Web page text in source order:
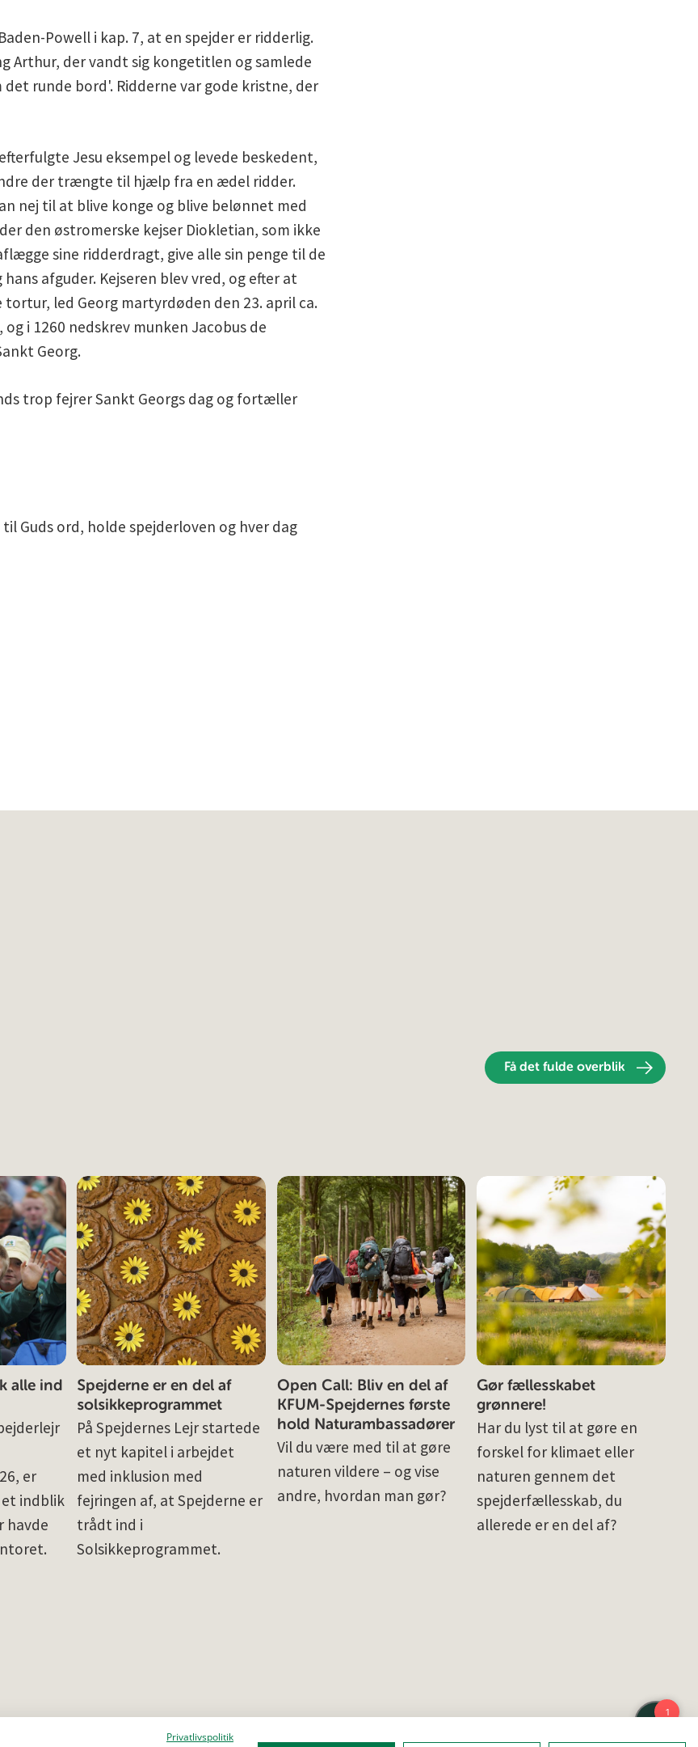
Powell i kap. 7, at en spejder er ridderlig.
der vandt sig kongetitlen og samlede
runde bord'. Ridderne var gode kristne, der
Jesu eksempel og levede beskedent,
der trængte til hjælp fra en ædel ridder.
nej til at blive konge og blive belønnet med
den østromerske kejser Diokletian, som ikke
sine ridderdragt, give alle sin penge til de
afguder. Kejseren blev vred, og efter at
led Georg martyrdøden den 23. april ca.
i 1260 nedskrev munken Jacobus de
Georg.
trop fejrer Sankt Georgs dag og fortæller
Guds ord, holde spejderloven og hver dag
Få det fulde overblik
alle ind
er
indblik
havde
Spejderne er en del af
solsikkeprogrammet
På Spejdernes Lejr startede
et nyt kapitel i arbejdet
med inklusion med
fejringen af, at Spejderne er
trådt ind i
Solsikkeprogrammet.
Open Call: Bliv en del af
KFUM-Spejdernes første
hold Naturambassadører
Vil du være med til at gøre
naturen vildere – og vise
andre, hvordan man gør?
Gør fællesskabet
grønnere!
Har du lyst til at gøre en
forskel for klimaet eller
naturen gennem det
spejderfællesskab, du
allerede er en del af?
Privatlivspolitik